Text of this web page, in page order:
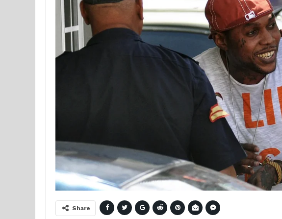
Share